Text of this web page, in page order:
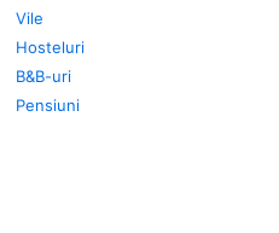
Vile
Hosteluri
B&B-uri
Pensiuni